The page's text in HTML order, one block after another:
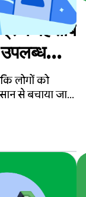
के हिसाब
लोगों को
से बचाया जा